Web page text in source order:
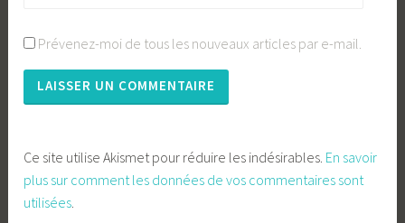
Prévenez-moi de tous les nouveaux articles par e-mail.
Ce site utilise Akismet pour réduire les indésirables. En savoir
plus sur comment les données de vos commentaires sont
utilisées